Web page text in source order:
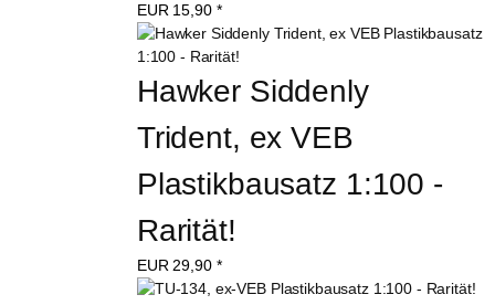
EUR 15,90 *
Hawker Siddenly
Trident, ex VEB
Plastikbausatz 1:100 -
Rarität!
EUR 29,90 *